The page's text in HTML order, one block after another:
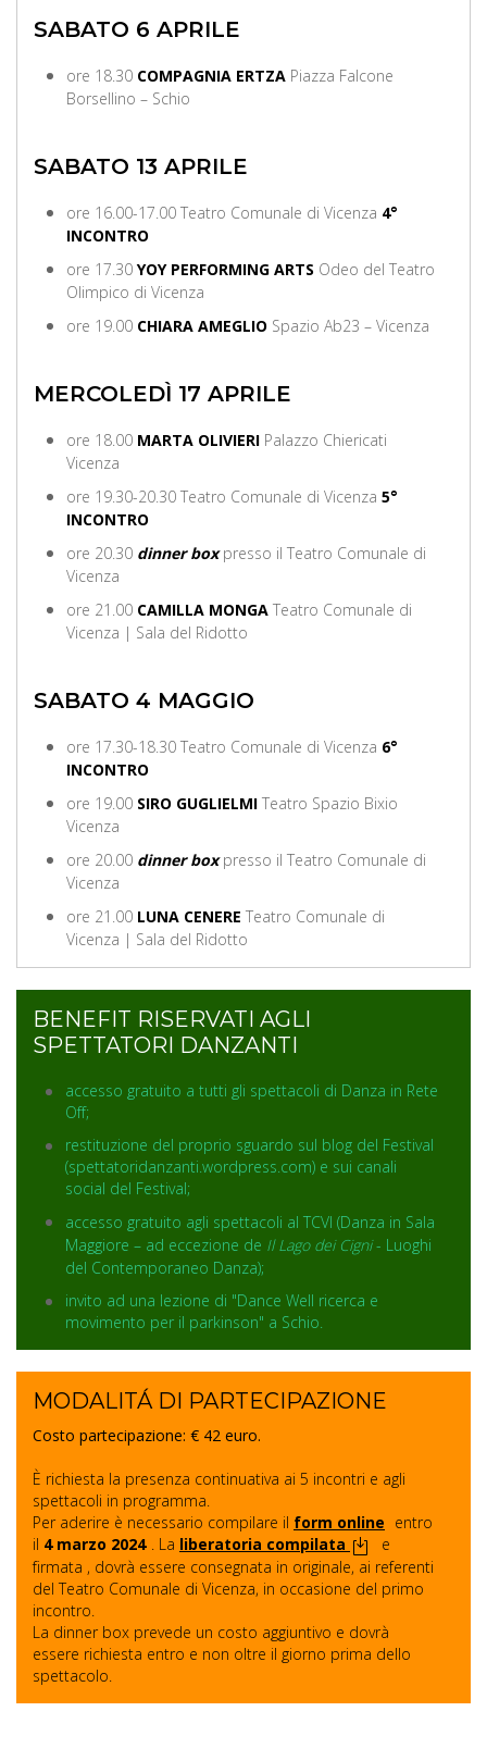
SABATO 6 APRILE
ore 18.30 COMPAGNIA ERTZA Piazza Falcone
Borsellino – Schio
SABATO 13 APRILE
ore 16.00-17.00 Teatro Comunale di Vicenza 4°
INCONTRO
ore 17.30 YOY PERFORMING ARTS Odeo del Teatro
Olimpico di Vicenza
ore 19.00 CHIARA AMEGLIO Spazio Ab23 – Vicenza
MERCOLEDÌ 17 APRILE
ore 18.00 MARTA OLIVIERI Palazzo Chiericati
Vicenza
ore 19.30-20.30 Teatro Comunale di Vicenza 5°
INCONTRO
ore 20.30 dinner boxpresso il Teatro Comunale di
Vicenza
ore 21.00 CAMILLA MONGA Teatro Comunale di
Vicenza | Sala del Ridotto
SABATO 4 MAGGIO
ore 17.30-18.30 Teatro Comunale di Vicenza 6°
INCONTRO
ore 19.00 SIRO GUGLIELMI Teatro Spazio Bixio
Vicenza
ore 20.00 dinner boxpresso il Teatro Comunale di
Vicenza
ore 21.00 LUNA CENERE Teatro Comunale di
Vicenza | Sala del Ridotto
BENEFIT RISERVATI AGLI
SPETTATORI DANZANTI
accesso gratuito a tutti gli spettacoli di Danza in Rete
Off;
restituzione del proprio sguardo sul blog del Festival
(spettatoridanzanti.wordpress.com) e sui canali
social del Festival;
accesso gratuito agli spettacoli al TCVI (Danza in Sala
Maggiore – ad eccezione de Il Lago dei Cigni- Luoghi
del Contemporaneo Danza);
invito ad una lezione di "Dance Well ricerca e
movimento per il parkinson" a Schio.
MODALITÁ DI PARTECIPAZIONE
Costo partecipazione: € 42 euro.
È richiesta la presenza continuativa ai 5 incontri e agli
spettacoli in programma.
Per aderire è necessario compilare il form online entro
il 4 marzo 2024 . La liberatoria compilata
e
firmata , dovrà essere consegnata in originale, ai referenti
del Teatro Comunale di Vicenza, in occasione del primo
incontro.
La dinner box prevede un costo aggiuntivo e dovrà
essere richiesta entro e non oltre il giorno prima dello
spettacolo.